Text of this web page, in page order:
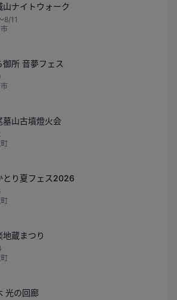
山ナイトウォーク
8/11
御所 音夢フェス
墓山古墳燈火会
とり夏フェス2026
地蔵まつり
光の回廊